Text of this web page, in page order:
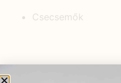
Csecsemők